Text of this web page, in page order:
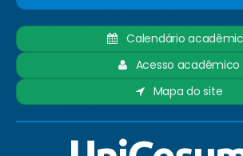
Calendário
Acesso acadêmico
Mapa do site